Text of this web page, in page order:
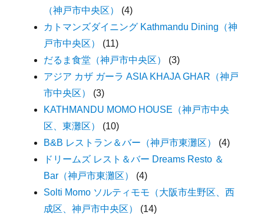
（神戸市中央区）
(4)
カトマンズダイニング Kathmandu Dining（神
戸市中央区）
(11)
だるま食堂（神戸市中央区）
(3)
アジア カザ ガーラ ASIA KHAJA GHAR（神戸
市中央区）
(3)
KATHMANDU MOMO HOUSE（神戸市中央
区、東灘区）
(10)
B&B レストラン＆バー（神戸市東灘区）
(4)
ドリームズ レスト＆バー Dreams Resto ＆
Bar（神戸市東灘区）
(4)
Solti Momo ソルティモモ（大阪市生野区、西
成区、神戸市中央区）
(14)